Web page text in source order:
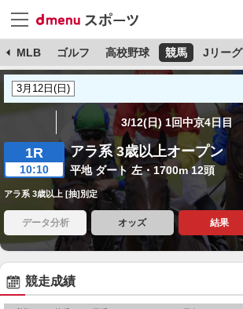
MLB ゴルフ 高校野球 競馬 Jリーグ
3/12(日) 1回中京4日目
1R
10:10
アラ系 3歳以上オープン
平地 ダート 左・1700m 12頭
アラ系 3歳以上 [抽]別定
データ分析 オッズ 結果
競走成績